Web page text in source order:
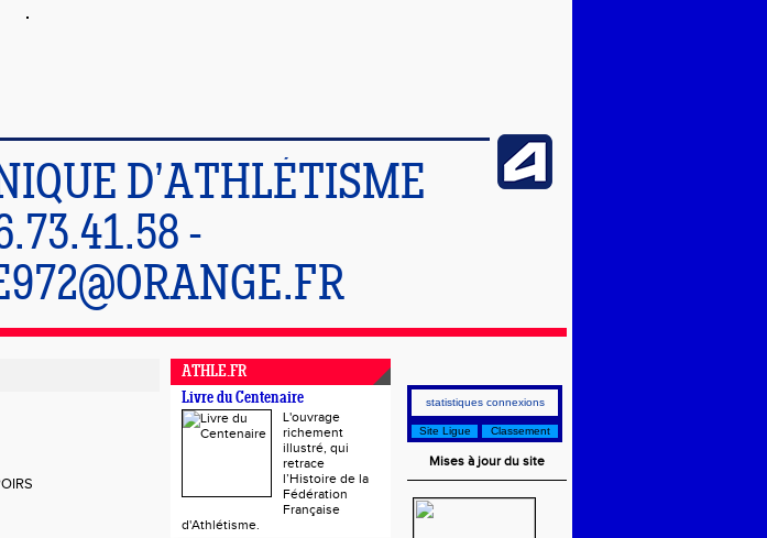
D’ATHLÉTISME
-
ATHLE.FR
Livre du Centenaire
L'ouvrage
richement
illustré, qui
retrace
l’Histoire de la
Fédération
Française
d'Athlétisme.
statistiques connexions
Site Ligue Classement
Mises à jour du site